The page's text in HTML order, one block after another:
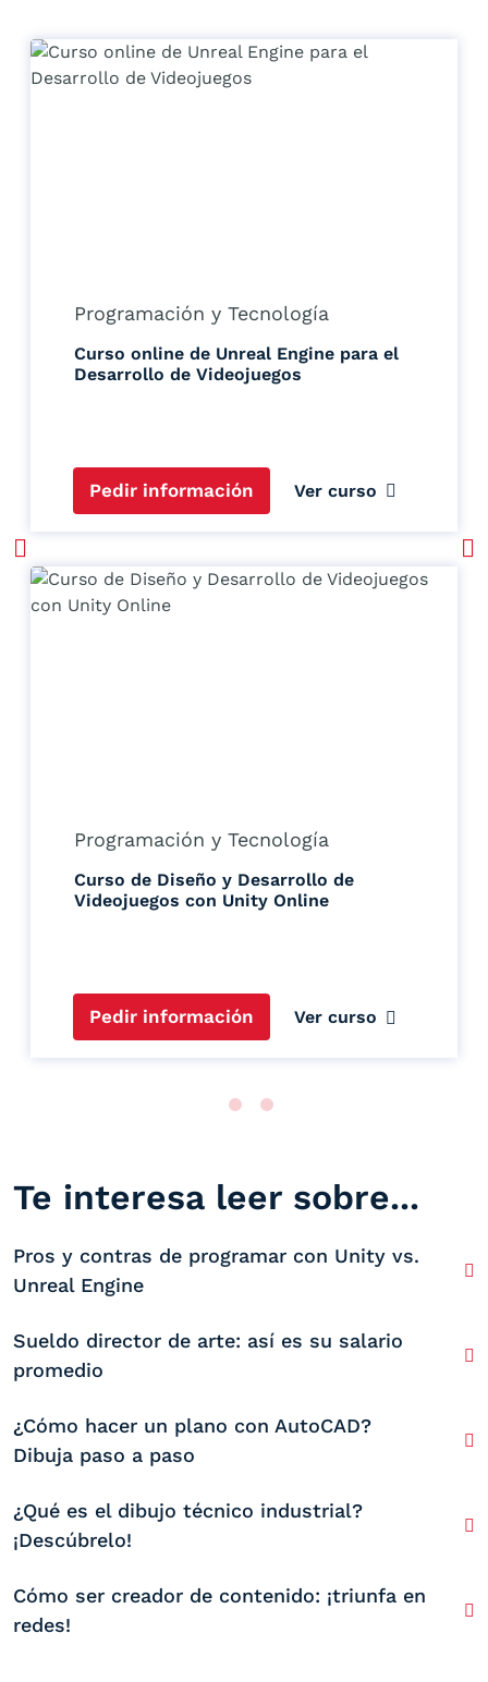
Programación y Tecnología
Curso online de Unreal Engine para el
Desarrollo de Videojuegos
Pedir información Ver curso
Programación y Tecnología
Curso de Diseño y Desarrollo de
Videojuegos con Unity Online
Pedir información Ver curso
Te interesa leer sobre...
Pros y contras de programar con Unity vs.
Unreal Engine
Sueldo director de arte: así es su salario
promedio
¿Cómo hacer un plano con AutoCAD?
Dibuja paso a paso
¿Qué es el dibujo técnico industrial?
¡Descúbrelo!
Cómo ser creador de contenido: ¡triunfa en
redes!